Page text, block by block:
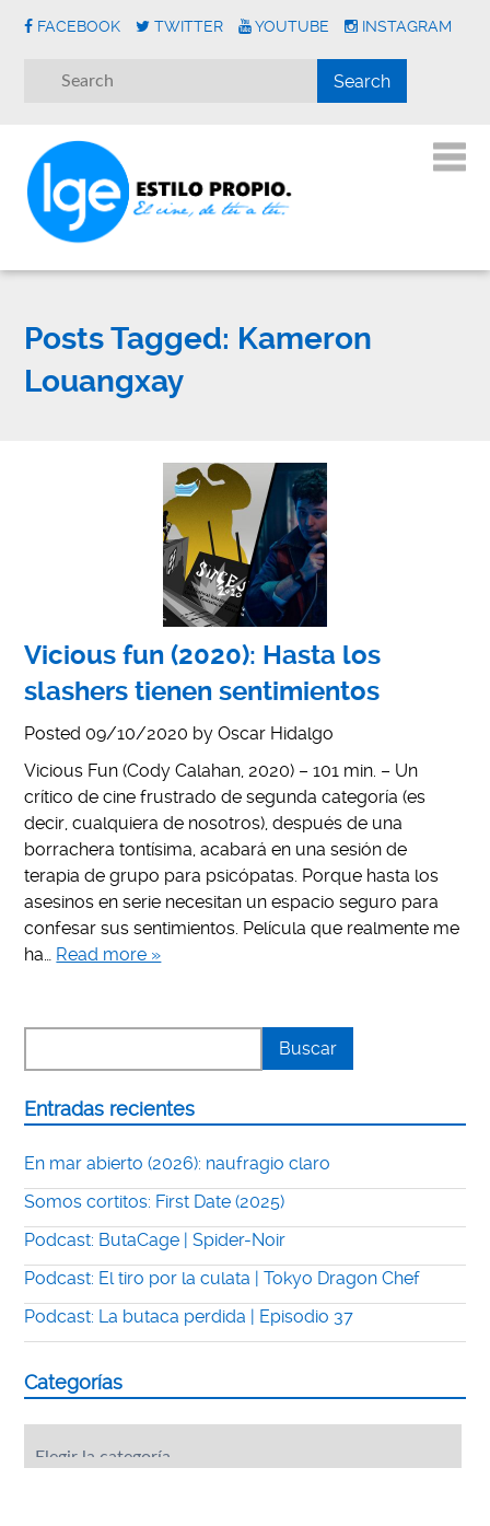
FACEBOOK TWITTER YOUTUBE INSTAGRAM
Posts Tagged: Kameron
Louangxay
Vicious fun (2020): Hasta los
slashers tienen sentimientos
Posted 09/10/2020 byOscar Hidalgo
Vicious Fun (Cody Calahan, 2020) – 101 min. – Un
crítico de cine frustrado de segunda categoría (es
decir, cualquiera de nosotros), después de una
borrachera tontísima, acabará en una sesión de
terapia de grupo para psicópatas. Porque hasta los
asesinos en serie necesitan un espacio seguro para
confesar sus sentimientos. Película que realmente me
ha… Read more »
Entradas recientes
En mar abierto (2026): naufragio claro
Somos cortitos: First Date (2025)
Podcast: ButaCage | Spider-Noir
Podcast: El tiro por la culata | Tokyo Dragon Chef
Podcast: La butaca perdida | Episodio 37
Categorías